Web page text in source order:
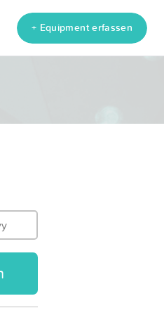
+ Equipment erfassen